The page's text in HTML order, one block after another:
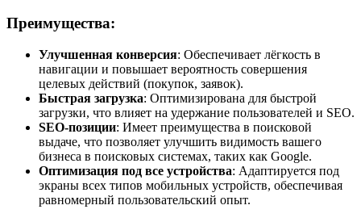
Преимущества:
Улучшенная конверсия: Обеспечивает лёгкость в
навигации и повышает вероятность совершения
целевых действий (покупок, заявок).
Быстрая загрузка: Оптимизирована для быстрой
загрузки, что влияет на удержание пользователей и SEO.
SEO-позиции: Имеет преимущества в поисковой
выдаче, что позволяет улучшить видимость вашего
бизнеса в поисковых системах, таких как Google.
Оптимизация под все устройства: Адаптируется под
экраны всех типов мобильных устройств, обеспечивая
равномерный пользовательский опыт.